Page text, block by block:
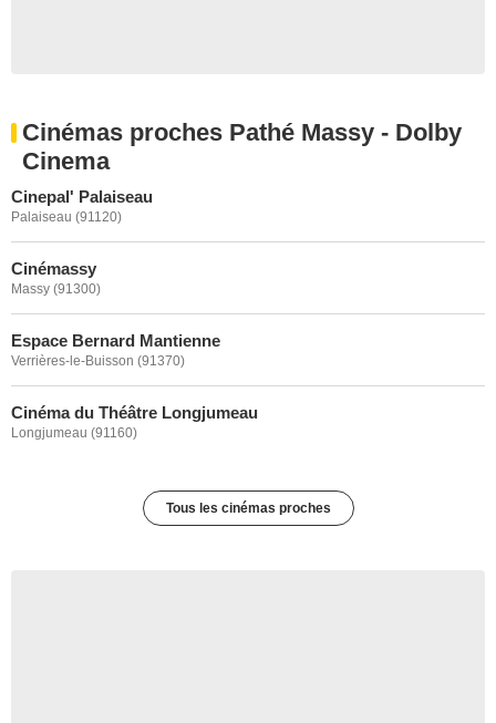
Cinémas proches Pathé Massy - Dolby
Cinema
Cinepal' Palaiseau
Palaiseau (91120)
Cinémassy
Massy (91300)
Espace Bernard Mantienne
Verrières-le-Buisson (91370)
Cinéma du Théâtre Longjumeau
Longjumeau (91160)
Tous les cinémas proches